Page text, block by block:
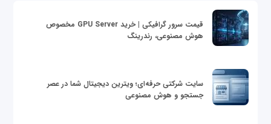
قیمت سرور گرافیکی | خرید GPU Server مخصوص
هوش مصنوعی، رندرینگ
سایت شرکتی حرفه‌ای؛ ویترین دیجیتال شما در عصر
جستجو و هوش مصنوعی